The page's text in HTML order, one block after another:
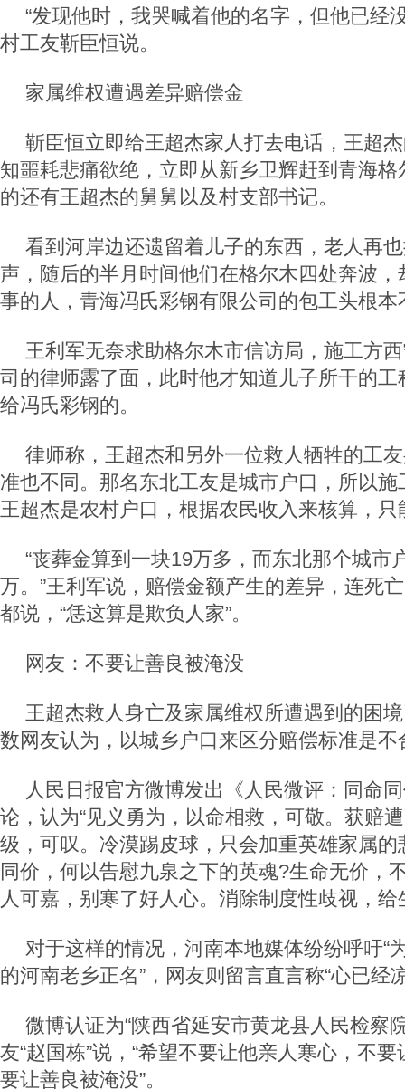
“发现他时，我哭喊着他的名字，但他已经
村工友靳臣恒说。
家属维权遭遇差异赔偿金
靳臣恒立即给王超杰家人打去电话，王超
知噩耗悲痛欲绝，立即从新乡卫辉赶到青海
的还有王超杰的舅舅以及村支部书记。
看到河岸边还遗留着儿子的东西，老人再
声，随后的半月时间他们在格尔木四处奔波
事的人，青海冯氏彩钢有限公司的包工头根本
王利军无奈求助格尔木市信访局，施工方
司的律师露了面，此时他才知道儿子所干的
给冯氏彩钢的。
律师称，王超杰和另外一位救人牺牲的工
准也不同。那名东北工友是城市户口，所以
王超杰是农村户口，根据农民收入来核算，只
“丧葬金算到一块19万多，而东北那个城市
万。”王利军说，赔偿金额产生的差异，连死
都说，“恁这算是欺负人家”。
网友：不要让善良被淹没
王超杰救人身亡及家属维权所遭遇到的困
数网友认为，以城乡户口来区分赔偿标准是不
人民日报官方微博发出《人民微评：同命
论，认为“见义勇为，以命相救，可敬。获赔
级，可叹。冷漠踢皮球，只会加重英雄家属
同价，何以告慰九泉之下的英魂?生命无价，
人可嘉，别寒了好人心。消除制度性歧视，给
对于这样的情况，河南本地媒体纷纷呼吁“
的河南老乡正名”，网友则留言直言称“心已经
微博认证为“陕西省延安市黄龙县人民检察
友“赵国栋”说，“希望不要让他亲人寒心，不
要让善良被淹没”。